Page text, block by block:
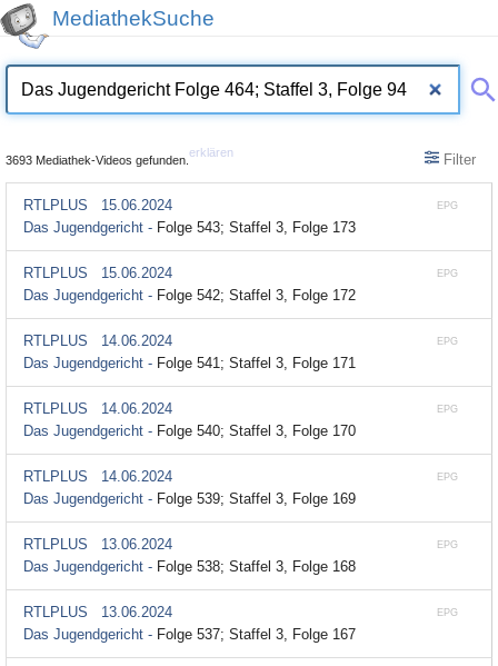
MediathekSuche
3693 Mediathek-Videos gefunden.
erklären Filter
EPG
RTLPLUS
15.06.2024
Das Jugendgericht - Folge 543; Staffel 3, Folge 173
EPG
RTLPLUS
15.06.2024
Das Jugendgericht - Folge 542; Staffel 3, Folge 172
EPG
RTLPLUS
14.06.2024
Das Jugendgericht - Folge 541; Staffel 3, Folge 171
EPG
RTLPLUS
14.06.2024
Das Jugendgericht - Folge 540; Staffel 3, Folge 170
EPG
RTLPLUS
14.06.2024
Das Jugendgericht - Folge 539; Staffel 3, Folge 169
EPG
RTLPLUS
13.06.2024
Das Jugendgericht - Folge 538; Staffel 3, Folge 168
EPG
RTLPLUS
13.06.2024
Das Jugendgericht - Folge 537; Staffel 3, Folge 167